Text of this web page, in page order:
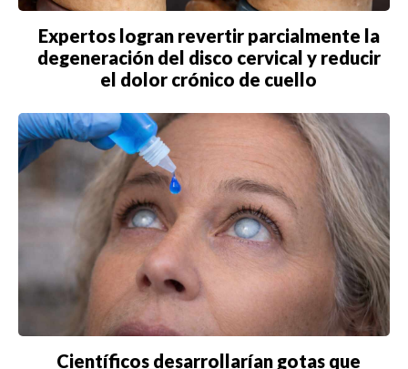
Buscar
ACTUALIDAD
EMPLEOS
INMIGRACIÓN
Expertos logran revertir parcialmente la
degeneración del disco cervical y reducir
el dolor crónico de cuello
Científicos desarrollarían gotas que